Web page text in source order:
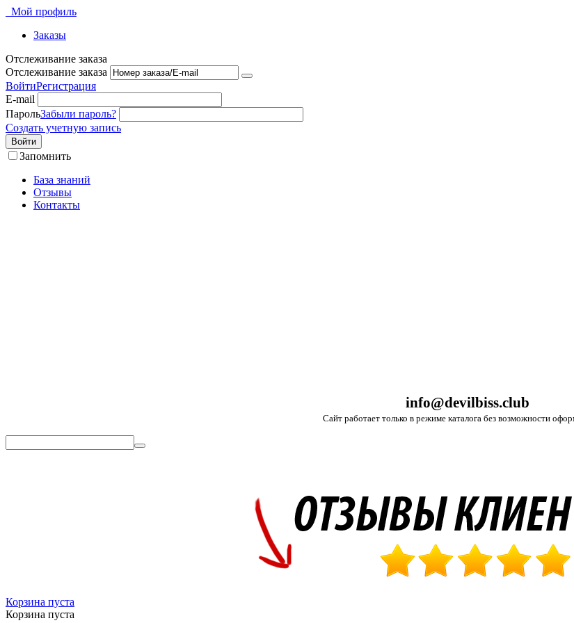
Мой профиль
Заказы
Отслеживание заказа
Отслеживание заказа
ВойтиРегистрация
E-mail
ПарольЗабыли пароль?
Создать учетную запись
Войти
Запомнить
База знаний
Отзывы
Контакты
info@devilbiss.club
Сайт работает только в режиме каталога без возможности
Корзина пуста
Корзина пуста